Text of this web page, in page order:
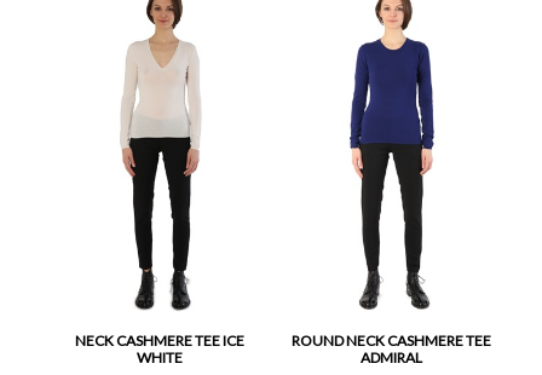
NECK CASHMERE TEE ICE
WHITE
ROUND NECK CASHMERE TEE
ADMIRAL